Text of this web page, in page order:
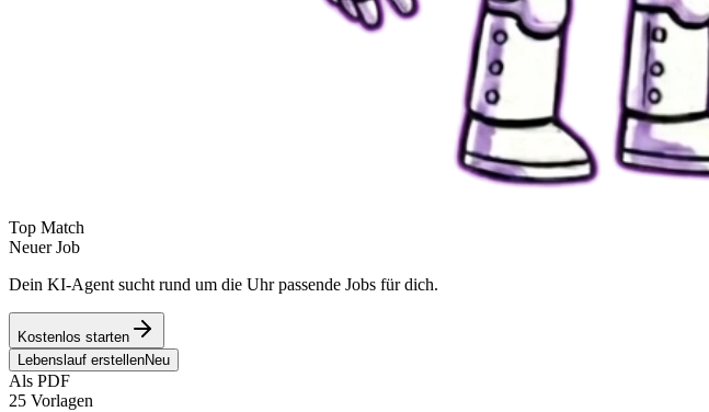
Top Match
Neuer Job
Dein KI-Agent sucht rund um die Uhr passende Jobs für dich.
Kostenlos starten
Lebenslauf erstellenNeu
Als PDF
25 Vorlagen